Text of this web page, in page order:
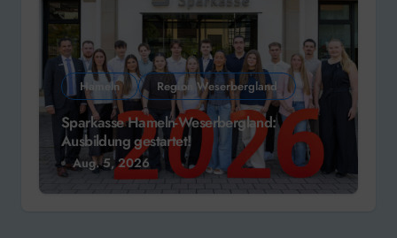
Hameln Region Weserbergland
Sparkasse Hameln-Weserbergland:
Ausbildung gestartet!
Aug. 5, 2026